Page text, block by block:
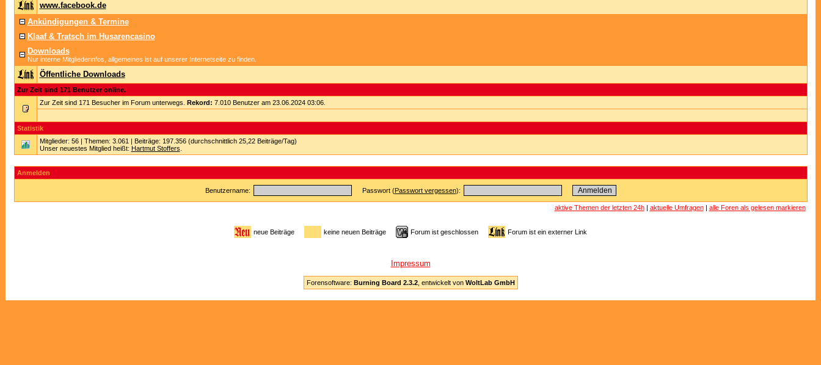
www.facebook.de
Ankündigungen & Termine
Klaaf & Tratsch im Husarencasino
Downloads
Nur interne Mitgliederinfos, allgemeines ist auf unserer Internetseite zu finden.
Öffentliche Downloads
Zur Zeit sind 171 Benutzer online.
Zur Zeit sind 171 Besucher im Forum unterwegs. Rekord: 7.010 Benutzer am 23.06.2024 03:06.
Statistik
Mitglieder: 56 | Themen: 3.061 | Beiträge: 197.356 (durchschnittlich 25,22 Beiträge/Tag)
Unser neuestes Mitglied heißt: Hartmut Stoffers
Anmelden
Benutzername: Passwort (Passwort vergessen):
aktive Themen der letzten 24h| aktuelle Umfragen| alle Foren als gelesen markieren
neue Beiträge keine neuen Beiträge Forum ist geschlossen Forum ist ein externer Link
Impressum
Forensoftware: Burning Board 2.3.2, entwickelt von WoltLab GmbH